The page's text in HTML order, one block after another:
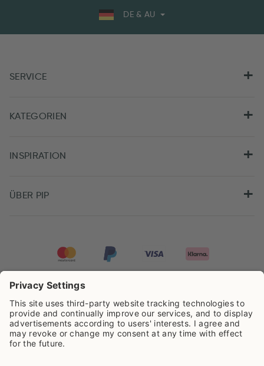
DE & AU
SERVICE
KATEGORIEN
INSPIRATION
ÜBER PIP